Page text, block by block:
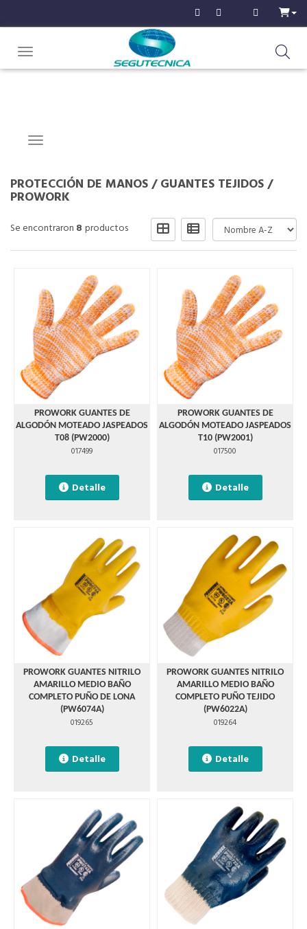
Toggle navigation
Navigation ein-/ausblenden
PROTECCIÓN DE MANOS/GUANTES TEJIDOS/
PROWORK
Se encontraron 8 productos
PROWORK GUANTES DE
ALGODÓN MOTEADO JASPEADOS
T08 (PW2000)
017499
Detalle
PROWORK GUANTES DE
ALGODÓN MOTEADO JASPEADOS
T10 (PW2001)
017500
Detalle
PROWORK GUANTES NITRILO
AMARILLO MEDIO BAÑO
COMPLETO PUÑO DE LONA
(PW6074A)
019265
Detalle
PROWORK GUANTES NITRILO
AMARILLO MEDIO BAÑO
COMPLETO PUÑO TEJIDO
(PW6022A)
019264
Detalle